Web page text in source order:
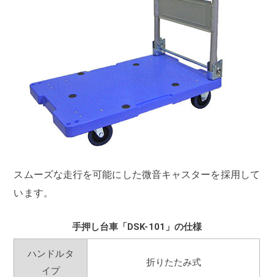
スムーズな走行を可能にした微音キャスターを採用して
います。
手押し台車「DSK-101」の仕様
ハンドルタ
イプ
折りたたみ式